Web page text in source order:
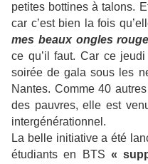
petites bottines à talons.
car c’est bien la fois
mes beaux ongles
ce qu’il faut. Car ce
soirée de gala sous les
Nantes. Comme 40
des pauvres, elle est
intergénérationnel.
La belle initiative a été
étudiants en BTS «